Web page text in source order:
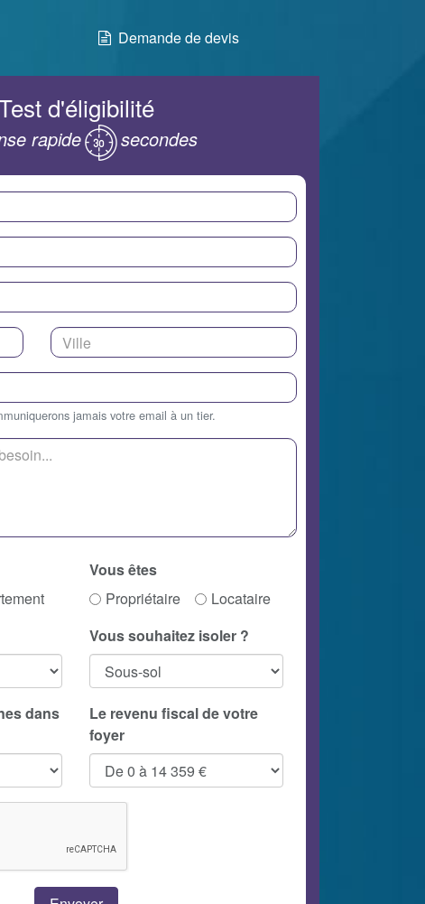
Demande de devis
d'éligibilité
rapide secondes
jamais votre email à un tier.
Vous êtes
Propriétaire
Locataire
Vous souhaitez isoler ?
dans
Le revenu fiscal de votre
foyer